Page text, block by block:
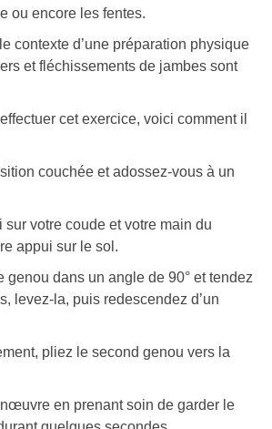
ou encore les fentes.
contexte d’une préparation physique
et fléchissements de jambes sont
cet exercice, voici comment il
couchée et adossez-vous à un
sur votre coude et votre main du
appui sur le sol.
genou dans un angle de 90° et tendez
levez-la, puis redescendez d’un
pliez le second genou vers la
en prenant soin de garder le